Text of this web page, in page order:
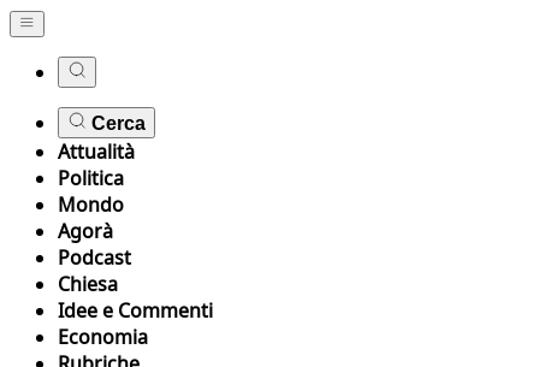
Cerca
Attualità
Politica
Mondo
Agorà
Podcast
Chiesa
Idee e Commenti
Economia